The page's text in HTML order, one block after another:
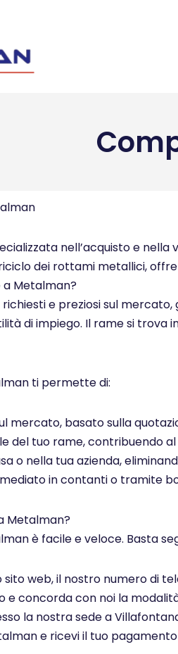
nell’acquisto e
dei rottami metallici,
Metalman?
e preziosi sul
di impiego. Il rame si
ti permette di:
mercato, basato sulla
del tuo rame, contribuendo
o nella tua azienda,
in contanti o tramite
Metalman?
è facile e veloce. Basta
web, il nostro numero di
concorda con noi la
la nostra sede a
e ricevi il tuo